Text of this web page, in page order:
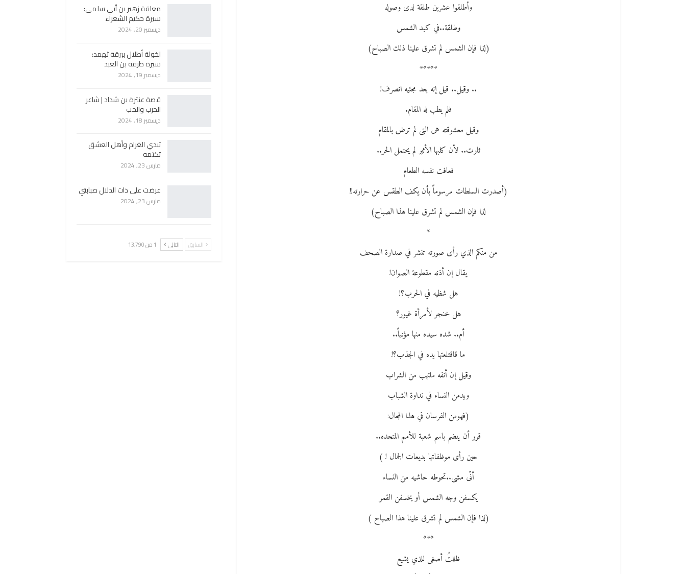
وأطلقوا عشرين طلقة لدى وصوله
وطلقة..في كبد الشمس
(لذا فإن الشمس لم تشرق علينا ذلك الصباح)
*****
.. وقيل.. قيل إنه بعد مجئيه انصرف!
فلم يطب له المقام.
وقيل معشوقته هى التى لم ترض بالمقام
ثارت.. لأن كلبها الأثير لم يحتمل الحر..
فعافت نفسه الطعام
(أصدرت السلطات مرسوماً بأن يكف الطقس عن حرارته!!
لذا فإن الشمس لم تشرق علينا هذا الصباح)
*
من منكم الذي رأى صورته تنشر في صدارة الصحف
يقال إن أذنه مقطوعة الصوان!
هل شظيه في الحرب؟!
هل خنجر لأمرأة غيور؟
أم.. شده سيده منها مؤنباً..
ما قاقتلعتها يده في الجذب؟!
وقيل إن أنفه ملتهب من الشراب
ويدمن النساء في نداوة الشباب
(فهومن الفرسان في هذا المجال:
قرر أن ينضم باسم شعبة للأمم المتحده..
حين رأى موظفاتها بديعات الجمال ! )
أنّى مشى..تحوطه حاشيه من النساء
يكسفن وجه الشمس أو يخسفن القمر
(لذا فإن الشمس لم تشرق علينا هذا الصباح )
***
ظللتُ أصغى للذي يشيع
معلقة زهير بن أبي سلمى:
سيرة حكيم الشعراء
ديسمبر 20, 2024
لخولة أطلال ببرقة ثهمد:
سيرة طرفة بن العبد
ديسمبر 19, 2024
قصة عنترة بن شداد | شاعر
الحرب والحب
ديسمبر 18, 2024
تبدي الغرام وأهل العشق
تكتمه
مارس 23, 2024
عرضت على ذات الدلال صبابتي
مارس 23, 2024
السابق التالي 1 من 13٬790